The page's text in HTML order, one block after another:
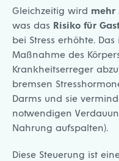
Gleichzeitig wird mehr
was das Risiko für
bei Stress erhöhte.
Maßnahme des
Krankheitserreger
bremsen
Darms und sie
notwendigen
Nahrung aufspalten).
Diese Steuerung ist